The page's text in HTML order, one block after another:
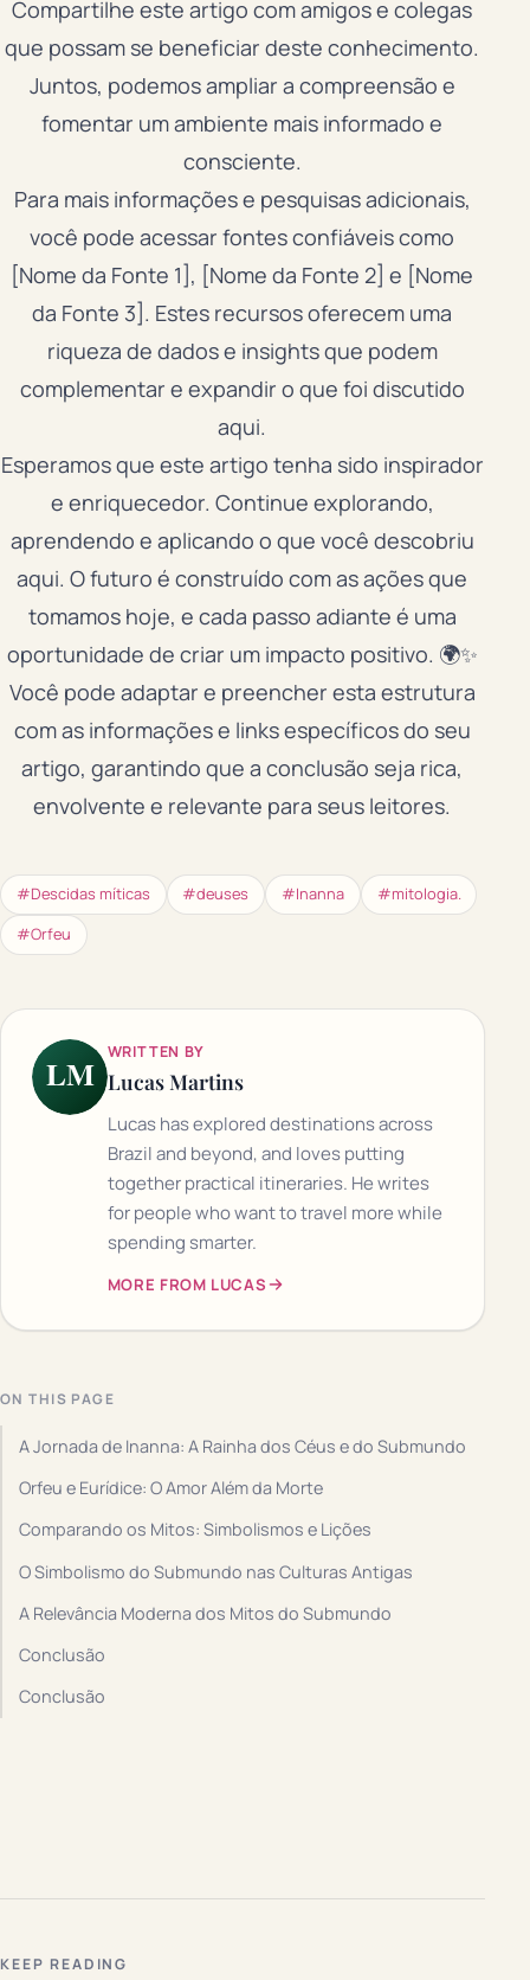
Compartilhe este artigo com amigos e colegas
que possam se beneficiar deste conhecimento.
Juntos, podemos ampliar a compreensão e
fomentar um ambiente mais informado e
consciente.
Para mais informações e pesquisas adicionais,
você pode acessar fontes confiáveis como
[Nome da Fonte 1], [Nome da Fonte 2] e [Nome
da Fonte 3]. Estes recursos oferecem uma
riqueza de dados e insights que podem
complementar e expandir o que foi discutido
aqui.
Esperamos que este artigo tenha sido inspirador
e enriquecedor. Continue explorando,
aprendendo e aplicando o que você descobriu
aqui. O futuro é construído com as ações que
tomamos hoje, e cada passo adiante é uma
oportunidade de criar um impacto positivo. 🌍✨
Você pode adaptar e preencher esta estrutura
com as informações e links específicos do seu
artigo, garantindo que a conclusão seja rica,
envolvente e relevante para seus leitores.
#Descidas míticas #deuses #Inanna
#mitologia.
#Orfeu
LM
WRITTEN BY
Lucas Martins
Lucas has explored destinations across
Brazil and beyond, and loves putting
together practical itineraries. He writes
for people who want to travel more while
spending smarter.
MORE FROM LUCAS
ON THIS PAGE
A Jornada de Inanna: A Rainha dos Céus e do Submundo
Orfeu e Eurídice: O Amor Além da Morte
Comparando os Mitos: Simbolismos e Lições
O Simbolismo do Submundo nas Culturas Antigas
A Relevância Moderna dos Mitos do Submundo
Conclusão
Conclusão
KEEP READING